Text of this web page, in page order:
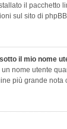
il
sul sito di
il mio nome
nome utente
più grande